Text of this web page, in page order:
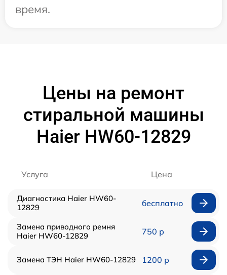
время.
Цены на ремонт
стиральной машины
Haier HW60-12829
Услуга Цена
Диагностика Haier HW60-
12829
бесплатно
Замена приводного ремня
Haier HW60-12829
750 р
Замена ТЭН Haier HW60-12829 1200 р